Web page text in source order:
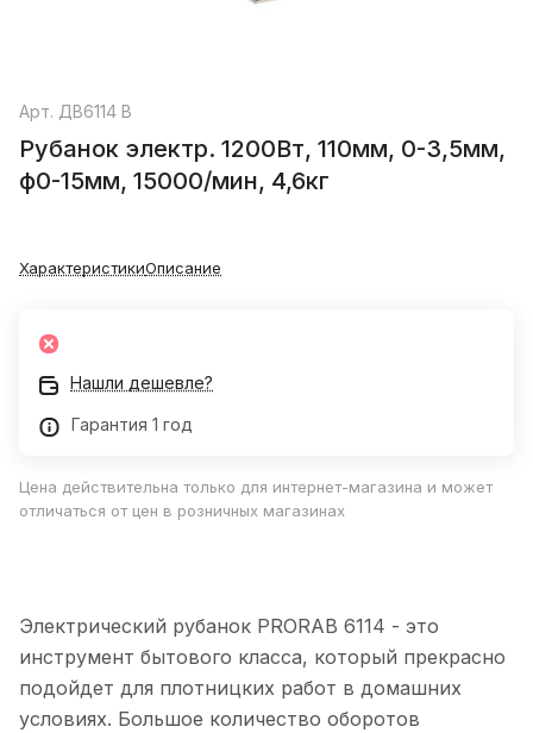
Арт. ДВ6114 B
Рубанок электр. 1200Вт, 110мм, 0-3,5мм,
ф0-15мм, 15000/мин, 4,6кг
ХарактеристикиОписание
Нашли дешевле?
Гарантия 1 год
Цена действительна только для интернет-магазина и может
отличаться от цен в розничных магазинах
Электрический рубанок PRORAB 6114 - это
инструмент бытового класса, который прекрасно
подойдет для плотницких работ в домашних
условиях. Большое количество оборотов